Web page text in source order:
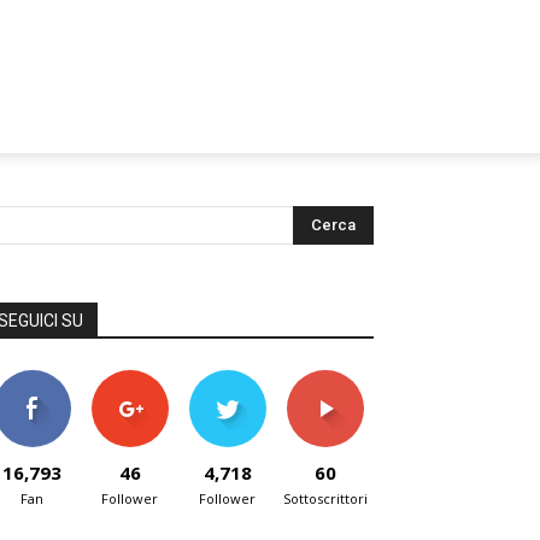
SU
16,793
Fan
46
Follower
4,718
Follower
60
Sottoscrittori